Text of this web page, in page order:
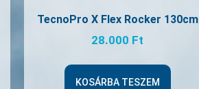
TecnoPro X Flex Rocker 130cm
28.000 Ft
KOSÁRBA TESZEM